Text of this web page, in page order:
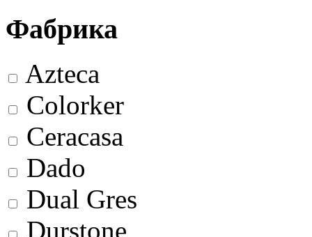
Фабрика
Azteca
Colorker
Ceracasa
Dado
Dual Gres
Durstone